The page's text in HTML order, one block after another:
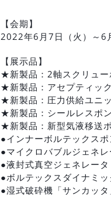
【会期】
2022年6月7日（火）～6
【展示品】
★新製品：2軸スクリュー
★新製品：アセプティッ
★新製品：圧力供給ユニ
★新製品：シールレスポ
★新製品：新型気液移送
●インナーボルテックスポ
●マイクロバブルジェネレ
●液封式真空ジェネレータ
●ボルテックスダイナミッ
●湿式破砕機「サンカッタ